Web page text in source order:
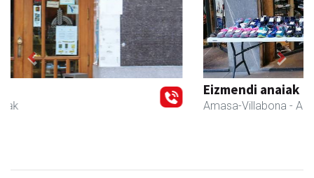
Amasa-Villabona
Previous Next